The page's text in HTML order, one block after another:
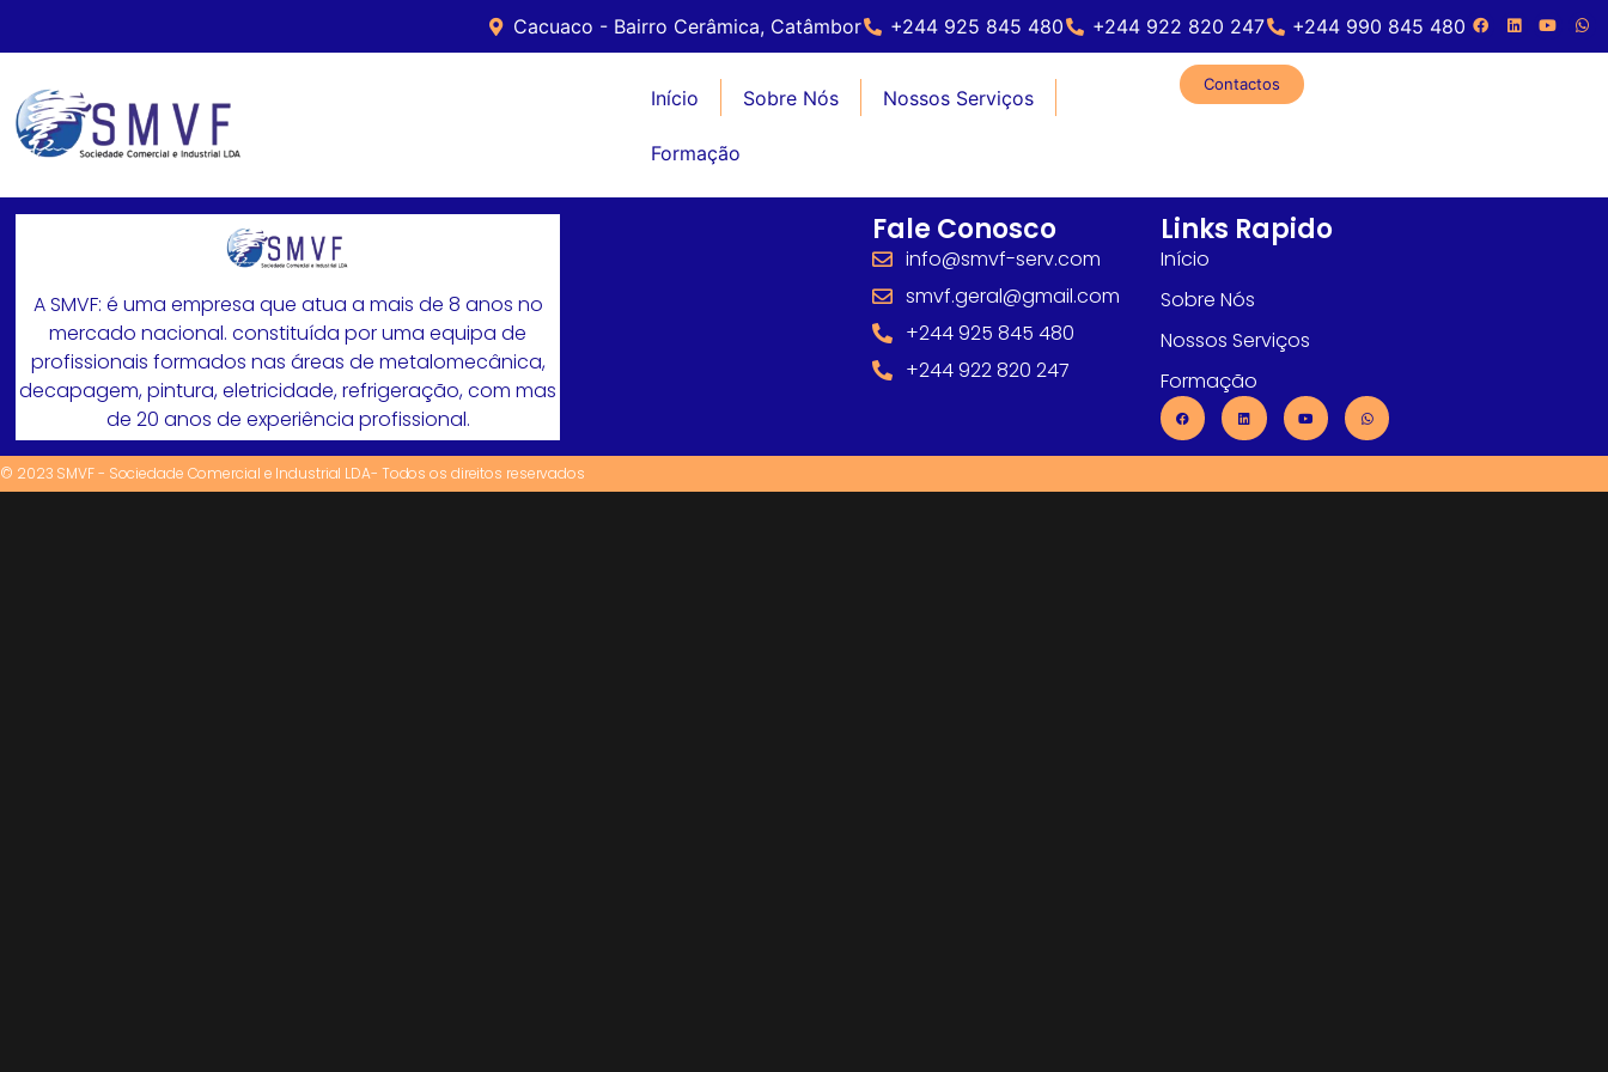
Cacuaco - Bairro Cerâmica, Catâmbor +244 925 845 480 +244 922 820 247 +244 990 845 480
Contactos
Início Sobre Nós Nossos Serviços
Formação
A SMVF: é uma empresa que atua a mais de 8 anos no
mercado nacional. constituída por uma equipa de
profissionais formados nas áreas de metalomecânica,
decapagem, pintura, eletricidade, refrigeração, com mas
de 20 anos de experiência profissional.
Fale Conosco
info@smvf-serv.com
smvf.geral@gmail.com
+244 925 845 480
+244 922 820 247
Links Rapido
Início
Sobre Nós
Nossos Serviços
Formação
© 2023 SMVF - Sociedade Comercial e Industrial LDA- Todos os direitos reservados